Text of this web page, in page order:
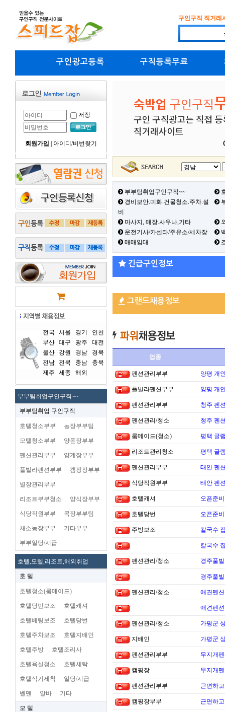
구인구직 직거래
구인광고등록 구직등록무료
저장
회원가입 아이디/비번찾기
전국 서울 경기
인천
부산 대구 광주
대전
울산
강원 경남
경북
전남
전북 충남
충북
제주
세종 해외
부부팀취업구인구직~~
부부팀취업 구인구직
호텔청소부부 농장부부팀
모텔청소부부 양돈장부부
펜션관리부부 양계장부부
플빌라펜션부부 캠핑장부부
별장관리부부
리조트부부청소 양식장부부
식당직원부부 목장부부팀
채소농장부부 기타부부
부부일당/시급
호텔,모텔,리조트,해외취업
호 텔
호텔청소(룸메이드)
호텔당번보조 호텔캐셔
호텔베팅보조 호텔당번
호텔주차보조 호텔지배인
호텔주방 호텔조리사
호텔욕실청소 호텔세탁
호텔식기세척 일당/시급
벨맨 알바 기타
모 텔
부부팀취업구인구직~~
경비보안.미화.건물청소.주차.설
비
마사지, 매장.사우나,기타
운전기사/카센타/주유소/세차장
매매임대
긴급구인정보
그랜드채용정보
업종
펜션관리부부 양평 개
플빌라펜션부부 양평 개
펜션관리부부 청주 펜
펜션관리/청소 청주 펜
룸메이드(청소) 평택 글
리조트관리청소 평택 글
펜션관리부부 태안 펜
식당직원부부 태안 펜
호텔캐셔 오픈준
호텔당번 오픈준
주방보조 칼국수
칼국수
펜션관리/청소 경주풀
경주풀
펜션관리/청소 애견펜
애견펜
펜션관리/청소 가평군
지배인 가평군
펜션관리부부 무지개
캠핑장 무지개
펜션관리부부 근면하
캠핑장부부 근면하